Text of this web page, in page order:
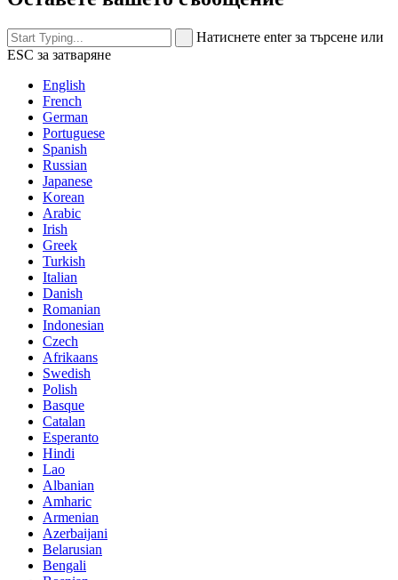
Натиснете enter за търсене или
ESC за затваряне
English
French
German
Portuguese
Spanish
Russian
Japanese
Korean
Arabic
Irish
Greek
Turkish
Italian
Danish
Romanian
Indonesian
Czech
Afrikaans
Swedish
Polish
Basque
Catalan
Esperanto
Hindi
Lao
Albanian
Amharic
Armenian
Azerbaijani
Belarusian
Bengali